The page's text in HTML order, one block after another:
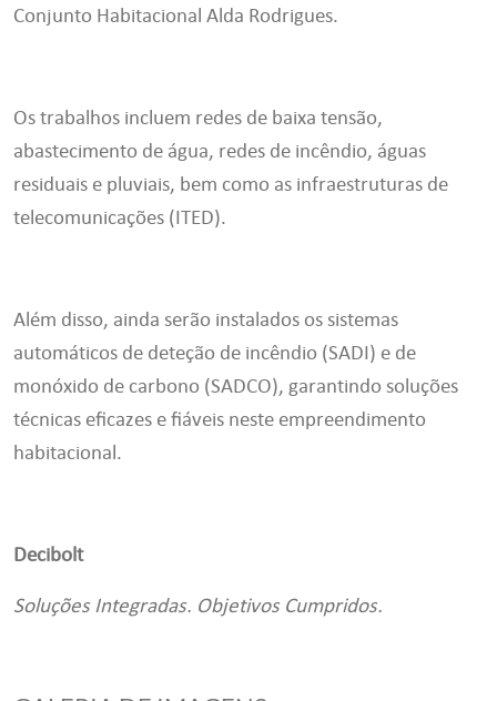
Conjunto Habitacional Alda Rodrigues.
Os trabalhos incluem redes de baixa tensão,
abastecimento de água, redes de incêndio, águas
residuais e pluviais, bem como as infraestruturas de
telecomunicações (ITED).
Além disso, ainda serão instalados os sistemas
automáticos de deteção de incêndio (SADI) e de
monóxido de carbono (SADCO), garantindo soluções
técnicas eficazes e fiáveis neste empreendimento
habitacional.
Decibolt
Soluções Integradas. Objetivos Cumpridos.